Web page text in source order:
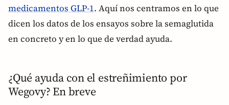
medicamentos GLP-1. Aquí nos centramos en lo que
dicen los datos de los ensayos sobre la semaglutida
en concreto y en lo que de verdad ayuda.
¿Qué ayuda con el estreñimiento por
Wegovy? En breve